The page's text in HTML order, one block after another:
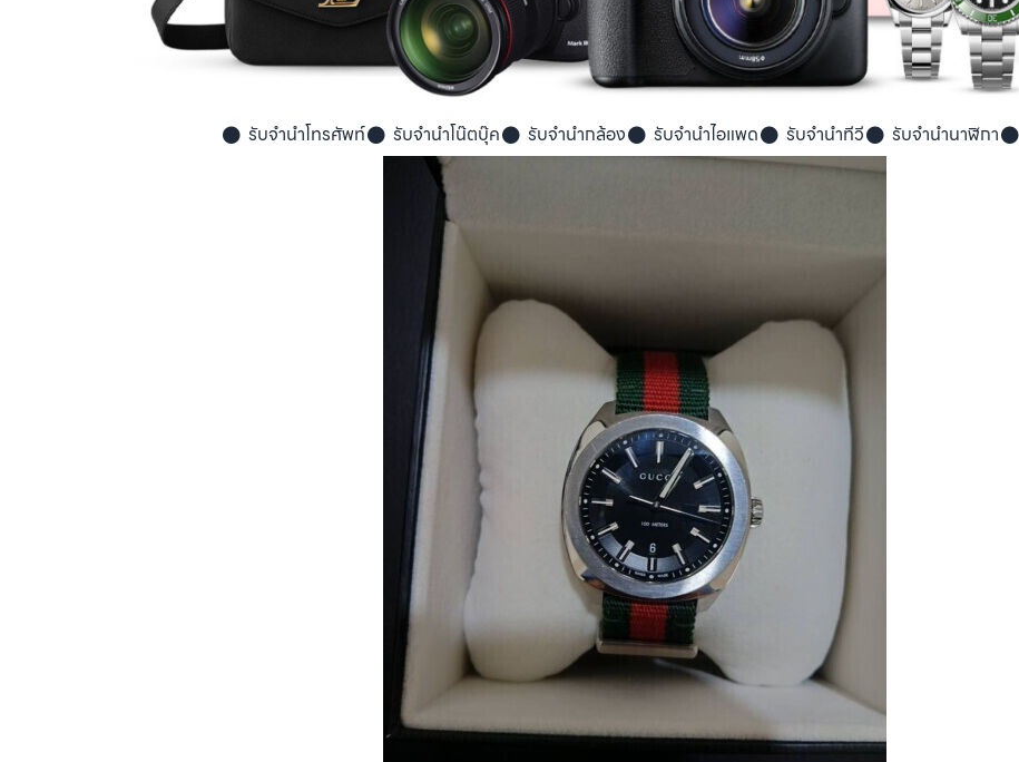
รับจำนำโทรศัพท์ รับจำนำโน๊ตบุ๊ค รับจำนำกล้อง รับจำนำไอแพด รับจำนำทีวี รับจำนำนาฬิกา